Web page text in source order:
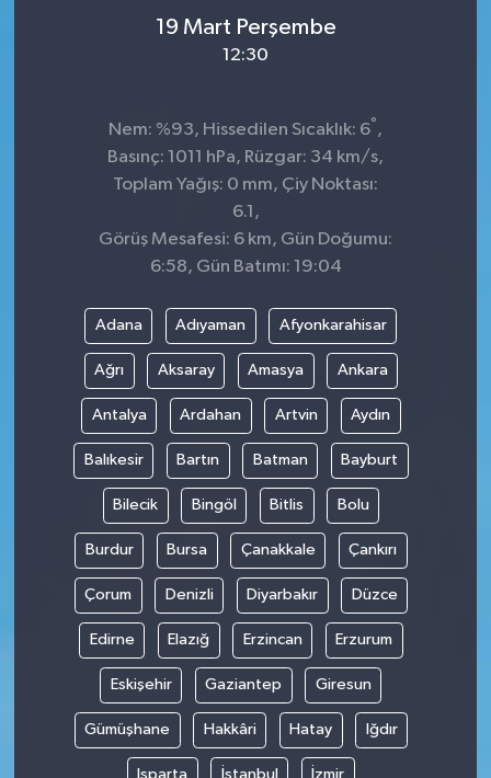
19 Mart Perşembe
12:30
Nem: %93, Hissedilen Sıcaklık: 6° ,
Basınç: 1011 hPa, Rüzgar: 34 km/s,
Toplam Yağış: 0 mm, Çiy Noktası:
6.1,
Görüş Mesafesi: 6 km, Gün Doğumu:
6:58, Gün Batımı: 19:04
Adana Adıyaman Afyonkarahisar
Ağrı Aksaray Amasya Ankara
Antalya Ardahan Artvin Aydın
Balıkesir Bartın Batman Bayburt
Bilecik Bingöl Bitlis Bolu
Burdur Bursa Çanakkale Çankırı
Çorum Denizli Diyarbakır Düzce
Edirne Elazığ Erzincan Erzurum
Eskişehir Gaziantep Giresun
Gümüşhane Hakkâri Hatay Iğdır
Isparta İstanbul İzmir